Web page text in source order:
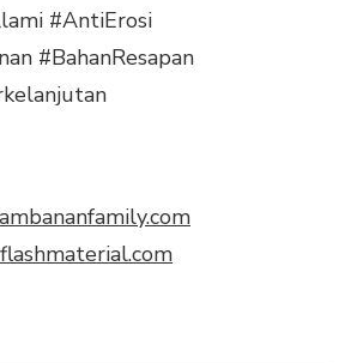
#AntiErosi
#BahanResapan